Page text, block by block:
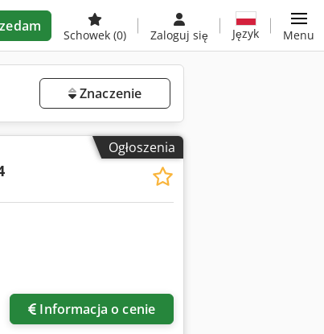
Schowek (0) Zaloguj się Język Menu
Znaczenie
Ogłoszenia
Informacja o cenie